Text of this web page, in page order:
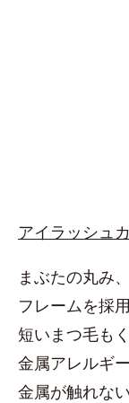
アイラッシュ
まぶたの丸み
フレームを採
短いまつ毛も
金属アレルギ
金属が触れな